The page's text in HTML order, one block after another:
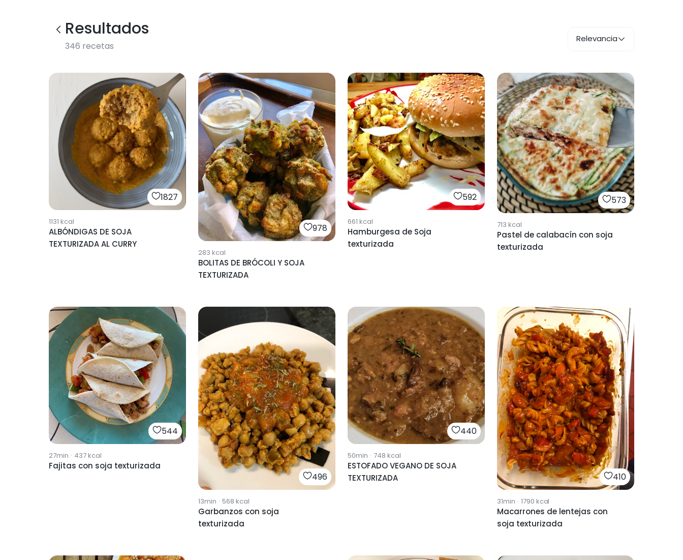
Resultados
346 recetas
Relevancia
1827
1131 kcal
ALBÓNDIGAS DE SOJA
TEXTURIZADA AL CURRY
978
283 kcal
BOLITAS DE BRÓCOLI Y SOJA
TEXTURIZADA
592
661 kcal
Hamburgesa de Soja
texturizada
573
713 kcal
Pastel de calabacín con soja
texturizada
544
27min · 437kcal
Fajitas con soja texturizada
496
13min · 568 kcal
Garbanzos con soja
texturizada
440
50min · 748 kcal
ESTOFADO VEGANO DE SOJA
TEXTURIZADA
410
31min · 1790 kcal
Macarrones de lentejas con
soja texturizada